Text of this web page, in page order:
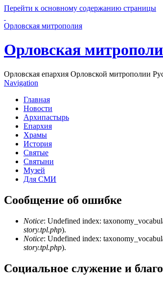
Перейти к основному содержанию страницы
Орловская митрополия
Орловская
Орловская епархия Орловской митрополии
Navigation
Главная
Новости
Архипастырь
Епархия
Храмы
История
Святые
Святыни
Музей
Для СМИ
Сообщение об ошибке
Notice: Undefined index:
story.tpl.php).
Notice: Undefined index:
story.tpl.php).
Социальное служение и